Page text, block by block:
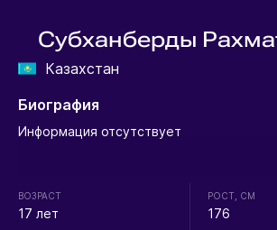
Субханберды
Казахстан
Биография
Информация отсутствует
ВОЗРАСТ
17 лет
РОСТ, СМ
176